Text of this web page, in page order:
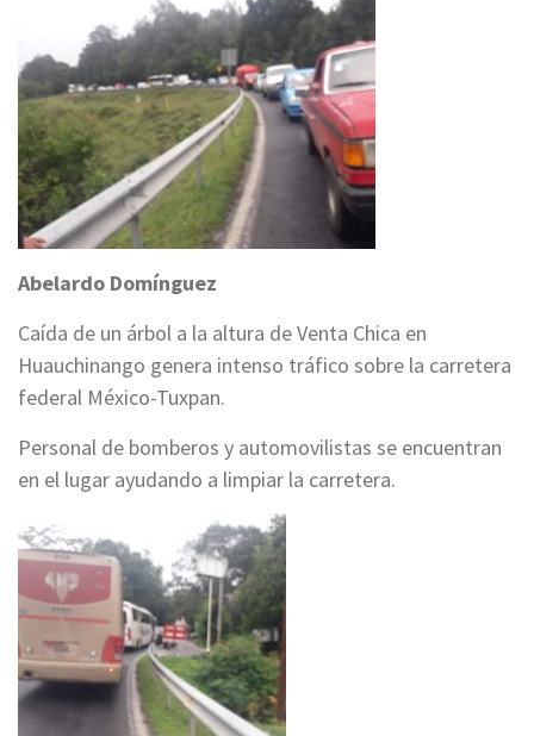
Abelardo Domínguez
Caída de un árbol a la altura de Venta Chica en
Huauchinango genera intenso tráfico sobre la carretera
federal México-Tuxpan.
Personal de bomberos y automovilistas se encuentran
en el lugar ayudando a limpiar la carretera.